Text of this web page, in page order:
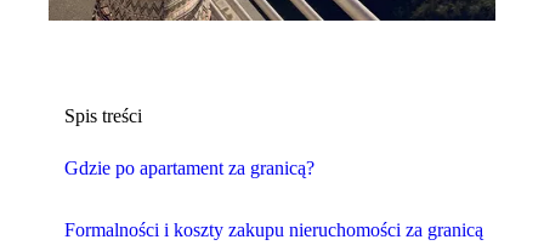
Spis treści
Gdzie po apartament za granicą?
Formalności i koszty zakupu nieruchomości za granicą